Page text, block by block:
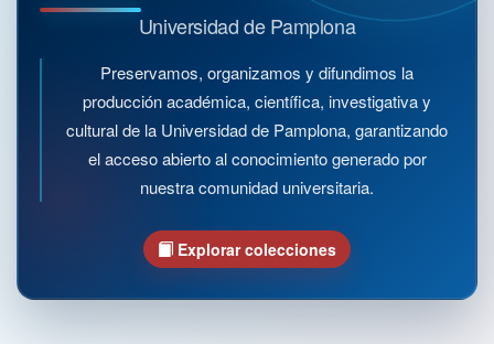
Universidad de Pamplona
Preservamos, organizamos y difundimos la
producción académica, científica, investigativa y
cultural de la Universidad de Pamplona, garantizando
el acceso abierto al conocimiento generado por
nuestra comunidad universitaria.
Explorar colecciones